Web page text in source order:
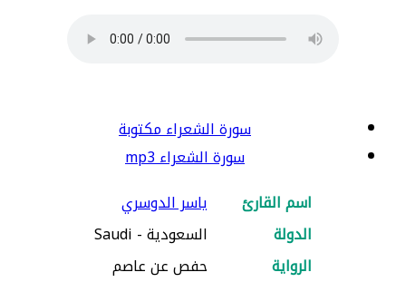
سورة الشعراء مكتوبة
سورة الشعراء mp3
اسم القارئ
ياسر الدوسري
الدولة
السعودية - Saudi
الرواية
حفص عن عاصم